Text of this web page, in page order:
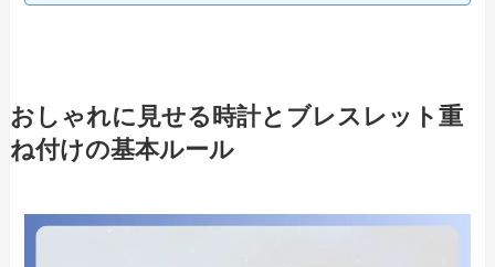
おしゃれに見せる時計とブレスレット重
ね付けの基本ルール